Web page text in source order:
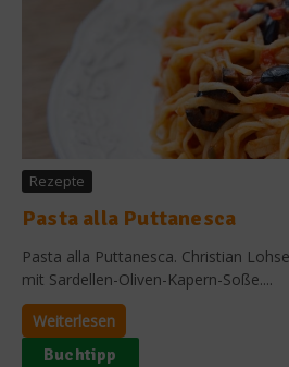
Rezepte
Pasta alla Puttanesca
Pasta alla Puttanesca. Christian
mit Sardellen-Oliven-Kapern-Soße....
Weiterlesen
Buchtipp